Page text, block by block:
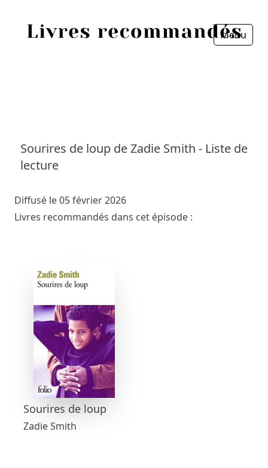
Menu
Sourires de loup de Zadie Smith - Liste de
lecture
Diffusé le 05 février 2026
Livres recommandés dans cet épisode :
Sourires de loup
Zadie Smith
Personnes
Livres
Fermer